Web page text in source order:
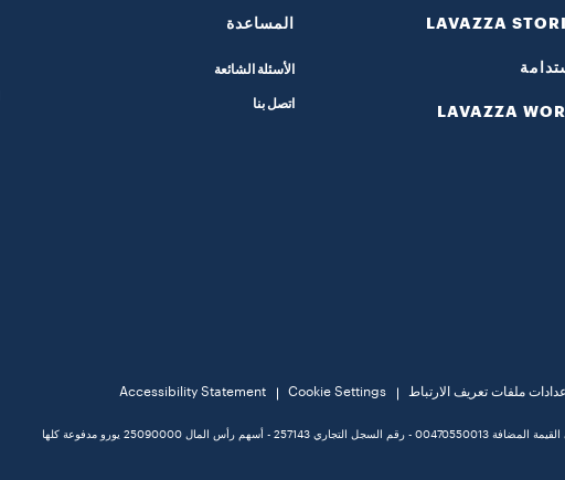
LAVAZZA
LAVAZZA
المساعدة
الأسئلة الشائعة
اتصل بنا
إعدادات ملفات تعريف الارتباط Cookie Settings
Accessibility Statement